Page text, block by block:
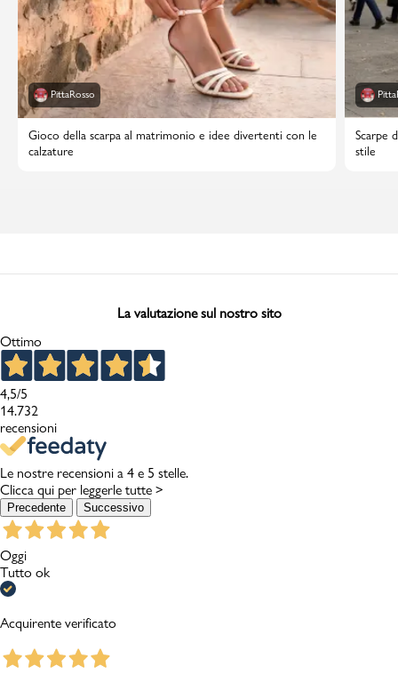
PittaRosso
Gioco della scarpa al matrimonio e idee divertenti con le
calzature
Scarpe
stile
La valutazione sul nostro sito
Ottimo
4,5/5
14.732
recensioni
Le nostre recensioni a 4 e 5 stelle.
Clicca qui per leggerle tutte >
Precedente Successivo
Oggi
Tutto ok
Acquirente verificato